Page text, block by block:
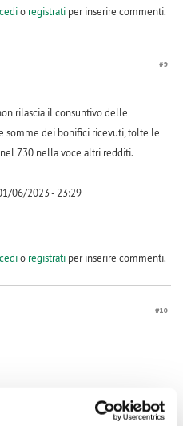
o registratiper inserire commenti.
#9
rilascia il consuntivo delle
somme dei bonifici ricevuti, tolte le
730 nella voce altri redditi.
06/2023 - 23:29
o registratiper inserire commenti.
#10
on Lun, 12/06/2023 - 10:34